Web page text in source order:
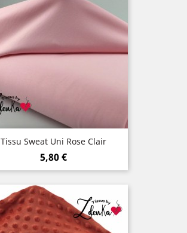
Tissu Sweat Uni Rose Clair
Prix
5,80 €